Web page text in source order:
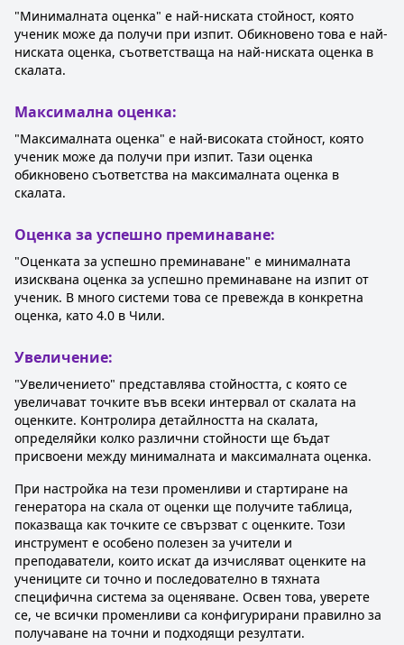
"Минималната оценка" е най-ниската стойност, която
ученик може да получи при изпит. Обикновено това е най-
ниската оценка, съответстваща на най-ниската оценка в
скалата.
Максимална оценка:
"Максималната оценка" е най-високата стойност, която
ученик може да получи при изпит. Тази оценка
обикновено съответства на максималната оценка в
скалата.
Оценка за успешно преминаване:
"Оценката за успешно преминаване" е минималната
изисквана оценка за успешно преминаване на изпит от
ученик. В много системи това се превежда в конкретна
оценка, като 4.0 в Чили.
Увеличение:
"Увеличението" представлява стойността, с която се
увеличават точките във всеки интервал от скалата на
оценките. Контролира детайлността на скалата,
определяйки колко различни стойности ще бъдат
присвоени между минималната и максималната оценка.
При настройка на тези променливи и стартиране на
генератора на скала от оценки ще получите таблица,
показваща как точките се свързват с оценките. Този
инструмент е особено полезен за учители и
преподаватели, които искат да изчисляват оценките на
учениците си точно и последователно в тяхната
специфична система за оценяване. Освен това, уверете
се, че всички променливи са конфигурирани правилно за
получаване на точни и подходящи резултати.